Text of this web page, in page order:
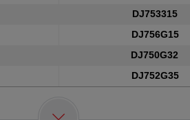
DJ753315
DJ756G15
DJ750G32
DJ752G35